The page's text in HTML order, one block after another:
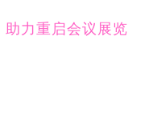
力重启会议展览